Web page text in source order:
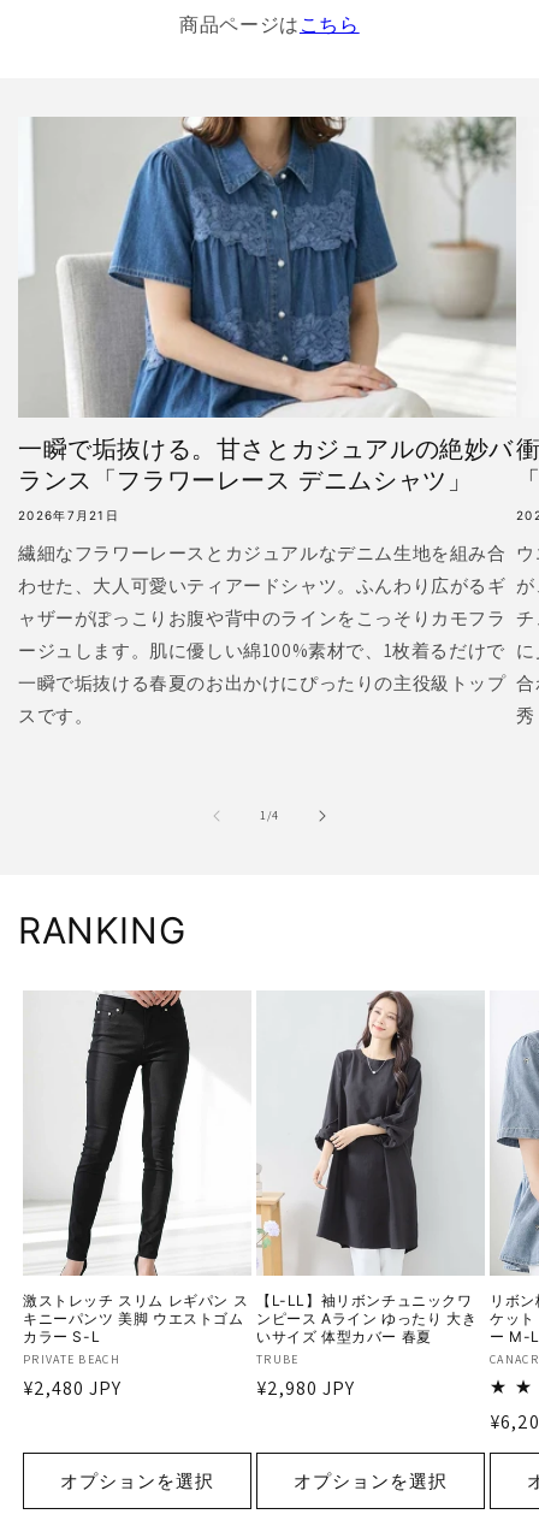
商品ページはこちら
一瞬で垢抜ける。甘さとカジュアルの絶妙バ
ランス「フラワーレース デニムシャツ」
2026年7月21日
繊細なフラワーレースとカジュアルなデニム生地を組み合
わせた、大人可愛いティアードシャツ。ふんわり広がるギ
ャザーがぽっこりお腹や背中のラインをこっそりカモフラ
ージュします。肌に優しい綿100%素材で、1枚着るだけで
一瞬で垢抜ける春夏のお出かけにぴったりの主役級トップ
スです。
チ
合
秀
1/の
4
RANKING
激ストレッチ スリム レギパン ス
キニーパンツ 美脚 ウエストゴム
カラー S-L
販
売
PRIVATE BEACH
通
価
¥2,480 JPY
オプションを選択
【L-LL】袖リボンチュニックワ
ンピース Aライン ゆったり 大き
いサイズ 体型カバー 春夏
販
売
TRUBE
通
価
¥2,980 JPY
オプションを選択
リボ
ケット
ー M-L
販
売
元:
通
常
格